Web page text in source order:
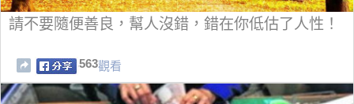
請不要隨便善良，幫人沒錯，錯在你低估了人性！
563觀看